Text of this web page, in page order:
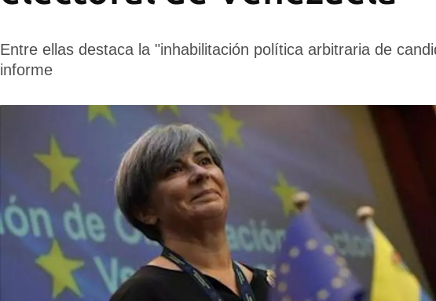
Entre ellas destaca la "inhabilitación política arbitraria de
informe